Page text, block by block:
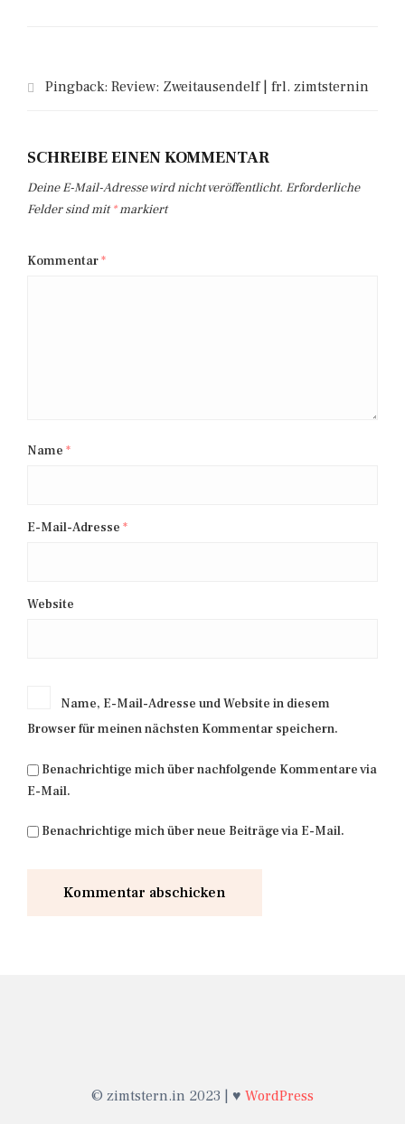
Pingback: Review: Zweitausendelf | frl. zimtsternin
SCHREIBE EINEN KOMMENTAR
Deine E-Mail-Adresse wird nicht veröffentlicht. Erforderliche
Felder sind mit*markiert
Kommentar*
Name *
E-Mail-Adresse *
Website
Name, E-Mail-Adresse und Website in diesem
Browser für meinen nächsten Kommentar speichern.
Benachrichtige mich über nachfolgende Kommentare via
E-Mail.
Benachrichtige mich über neue Beiträge via E-Mail.
© zimtstern.in 2023 | ♥ WordPress